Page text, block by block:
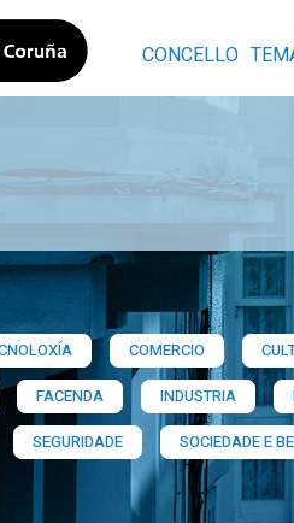
CONCELLO
COMERCIO
FACENDA INDUSTRIA
SEGURIDADE
SOCIEDADE E